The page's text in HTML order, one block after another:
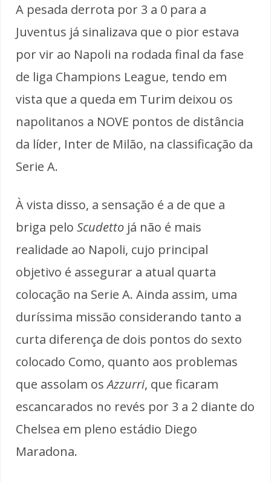
A pesada derrota por 3 a 0 para a
Juventus já sinalizava que o pior estava
por vir ao Napoli na rodada final da fase
de liga Champions League, tendo em
vista que a queda em Turim deixou os
napolitanos a NOVE pontos de distância
da líder, Inter de Milão, na classificação da
Serie A.
À vista disso, a sensação é a de que a
briga pelo Scudetto já não é mais
realidade ao Napoli, cujo principal
objetivo é assegurar a atual quarta
colocação na Serie A. Ainda assim, uma
duríssima missão considerando tanto a
curta diferença de dois pontos do sexto
colocado Como, quanto aos problemas
que assolam osAzzurri, que ficaram
escancarados no revés por 3 a 2 diante do
Chelsea em pleno estádio Diego
Maradona.